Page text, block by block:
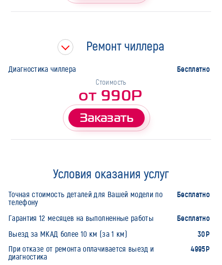
Ремонт чиллера
Диагностика чиллера Бесплатно
Стоимость
от 990Р
Заказать
Условия оказания услуг
Точная стоимость деталей для Вашей модели по
телефону
Бесплатно
Гарантия 12 месяцев на выполненные работы Бесплатно
Выезд за МКАД более 10 км (за 1 км) 30Р
При отказе от ремонта оплачивается выезд и
диагностика
4995Р